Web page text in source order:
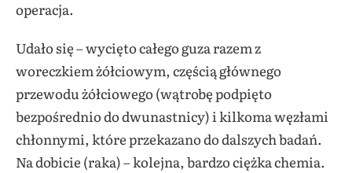
operacja.
Udało się – wycięto całego guza razem z
woreczkiem żółciowym, częścią głównego
przewodu żółciowego (wątrobę podpięto
bezpośrednio do dwunastnicy) i kilkoma węzłami
chłonnymi, które przekazano do dalszych badań.
Na dobicie (raka) – kolejna, bardzo ciężka chemia.